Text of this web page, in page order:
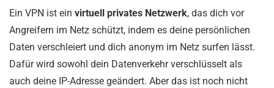
Ein VPN ist ein virtuell privates Netzwerk, das dich vor
Angreifern im Netz schützt, indem es deine persönlichen
Daten verschleiert und dich anonym im Netz surfen lässt.
Dafür wird sowohl dein Datenverkehr verschlüsselt als
auch deine IP-Adresse geändert. Aber das ist noch nicht